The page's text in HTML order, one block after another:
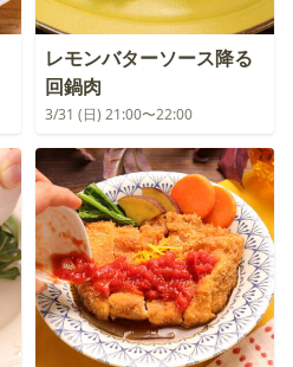
レモンバターソース降る
回鍋肉
3/31 (日) 21:00〜22:00